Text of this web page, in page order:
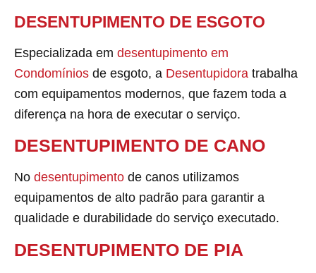
DESENTUPIMENTO DE ESGOTO
Especializada em desentupimento em
Condomínios de esgoto, a Desentupidora trabalha
com equipamentos modernos, que fazem toda a
diferença na hora de executar o serviço.
DESENTUPIMENTO DE CANO
No desentupimento de canos utilizamos
equipamentos de alto padrão para garantir a
qualidade e durabilidade do serviço executado.
DESENTUPIMENTO DE PIA